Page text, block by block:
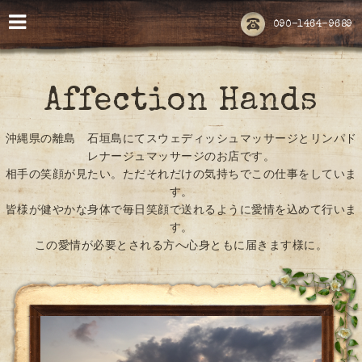
090-1464-9689
Affection Hands
沖縄県の離島 石垣島にてスウェディッシュマッサージとリンパド
レナージュマッサージのお店です。
相手の笑顔が見たい。ただそれだけの気持ちでこの仕事をしていま
す。
皆様が健やかな身体で毎日笑顔で送れるように愛情を込めて行いま
す。
この愛情が必要とされる方へ心身ともに届きます様に。